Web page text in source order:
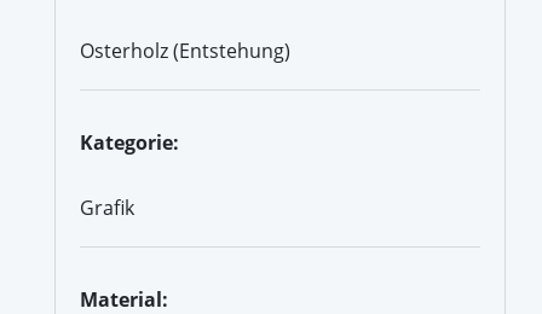
Osterholz (Entstehung)
Kategorie:
Grafik
Material: